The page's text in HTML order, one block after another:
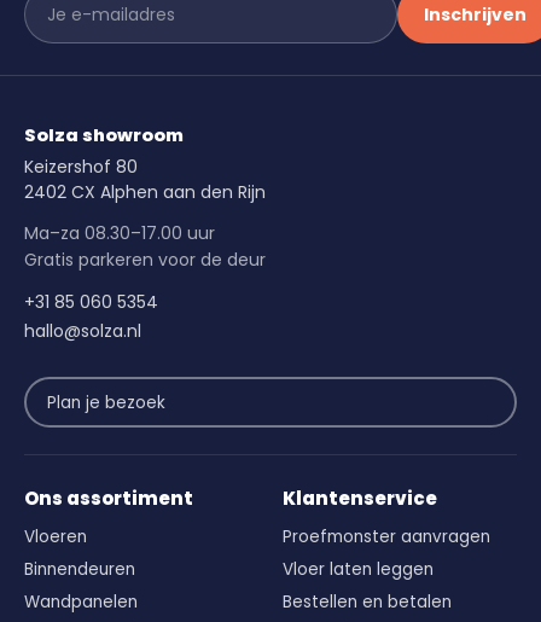
Inschrijven
Solza showroom
Keizershof 80
2402 CX Alphen aan den Rijn
Ma–za 08.30–17.00 uur
Gratis parkeren voor de deur
+31 85 060 5354
hallo@solza.nl
Plan je bezoek
Ons assortiment
Vloeren
Binnendeuren
Wandpanelen
Klantenservice
Proefmonster aanvragen
Vloer laten leggen
Bestellen en betalen